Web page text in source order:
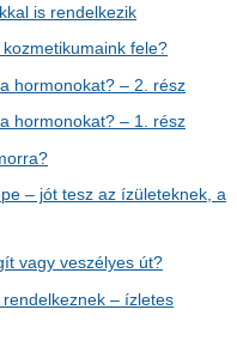
is rendelkezik
fele?
hormonokat? – 2. rész
hormonokat? – 1. rész
– jót tesz az ízületeknek, a
vagy veszélyes út?
– ízletes